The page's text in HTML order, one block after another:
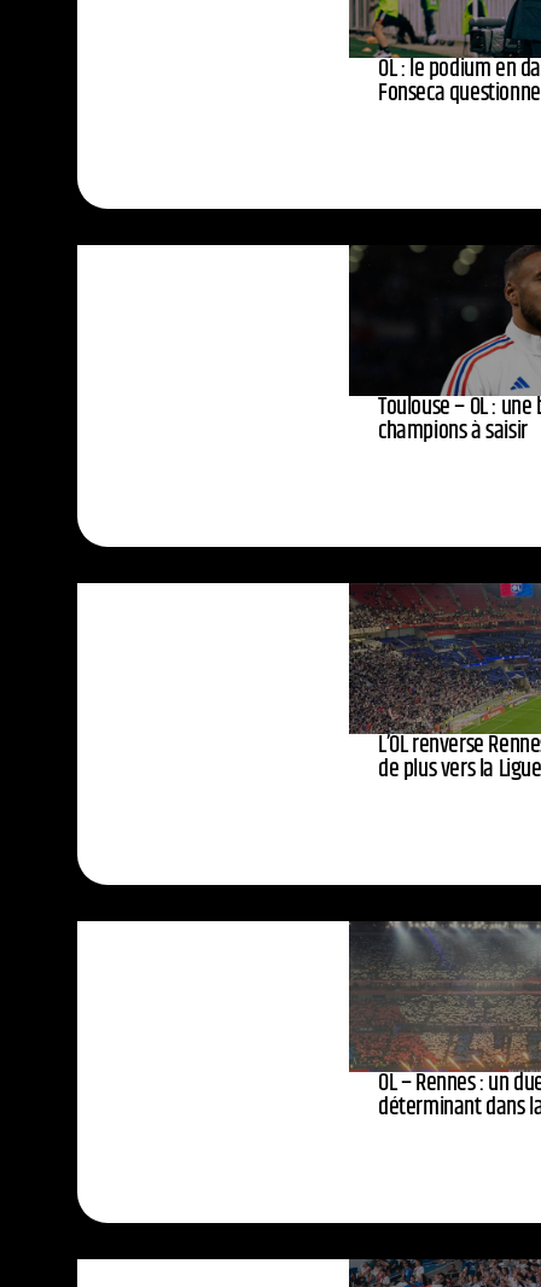
OL : le podium en
Fonseca questionne
Toulouse – OL :
champions à saisir
L’OL renverse
de plus vers la
OL – Rennes : un
déterminant dans